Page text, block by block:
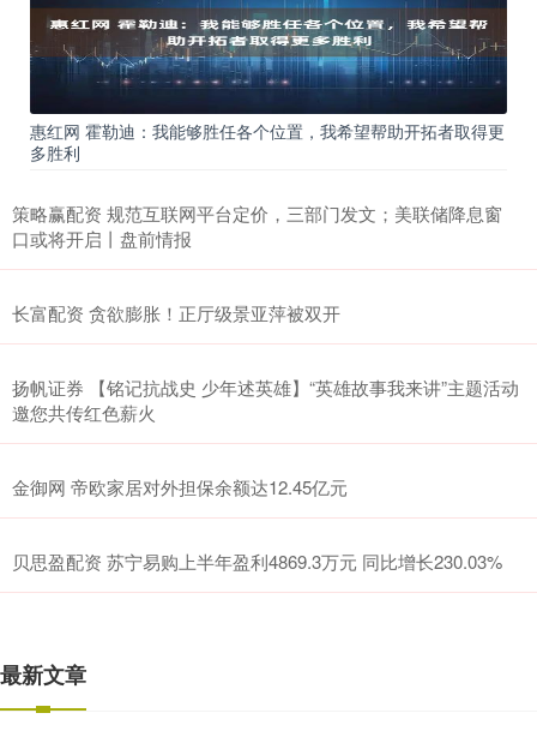
惠红网 霍勒迪：我能够胜任各个位置，我希望帮助开拓者取得更
多胜利
策略赢配资 规范互联网平台定价，三部门发文；美联储降息窗
口或将开启丨盘前情报
长富配资 贪欲膨胀！正厅级景亚萍被双开
扬帆证券 【铭记抗战史 少年述英雄】“英雄故事我来讲”主题活动
邀您共传红色薪火
金御网 帝欧家居对外担保余额达12.45亿元
贝思盈配资 苏宁易购上半年盈利4869.3万元 同比增长230.03%
最新文章